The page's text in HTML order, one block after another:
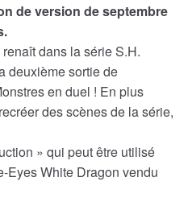
de version de septembre
dans la série S.H.
deuxième sortie de
en duel ! En plus
des scènes de la série,
» qui peut être utilisé
Eyes White Dragon vendu